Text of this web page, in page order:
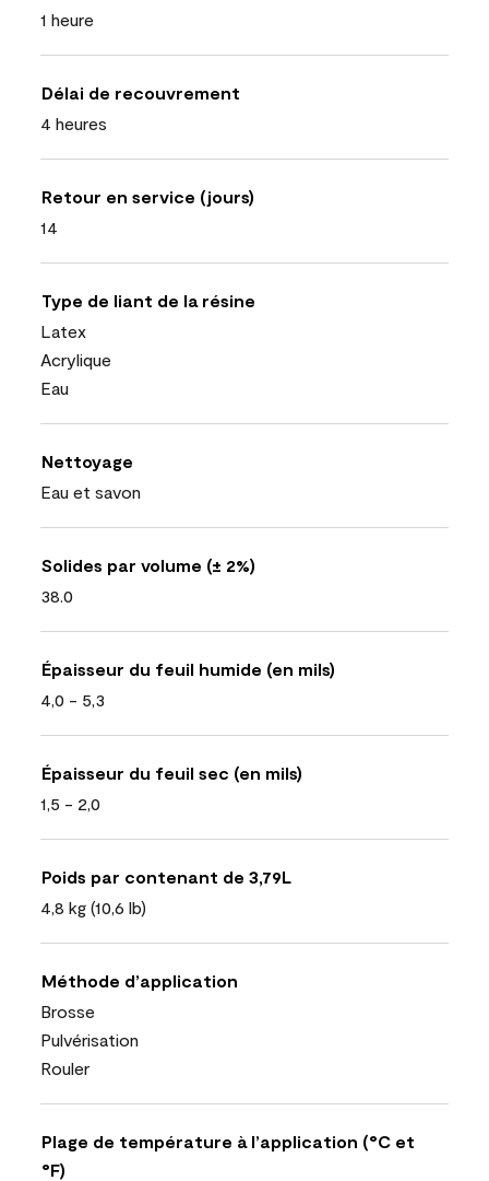
1 heure
Délai de recouvrement
4 heures
Retour en service (jours)
14
Type de liant de la résine
Latex
Acrylique
Eau
Nettoyage
Eau et savon
Solides par volume (± 2%)
38.0
Épaisseur du feuil humide (en mils)
4,0 - 5,3
Épaisseur du feuil sec (en mils)
1,5 - 2,0
Poids par contenant de 3,79L
4,8 kg (10,6 lb)
Méthode d’application
Brosse
Pulvérisation
Rouler
Plage de température à l’application (°C et
°F)